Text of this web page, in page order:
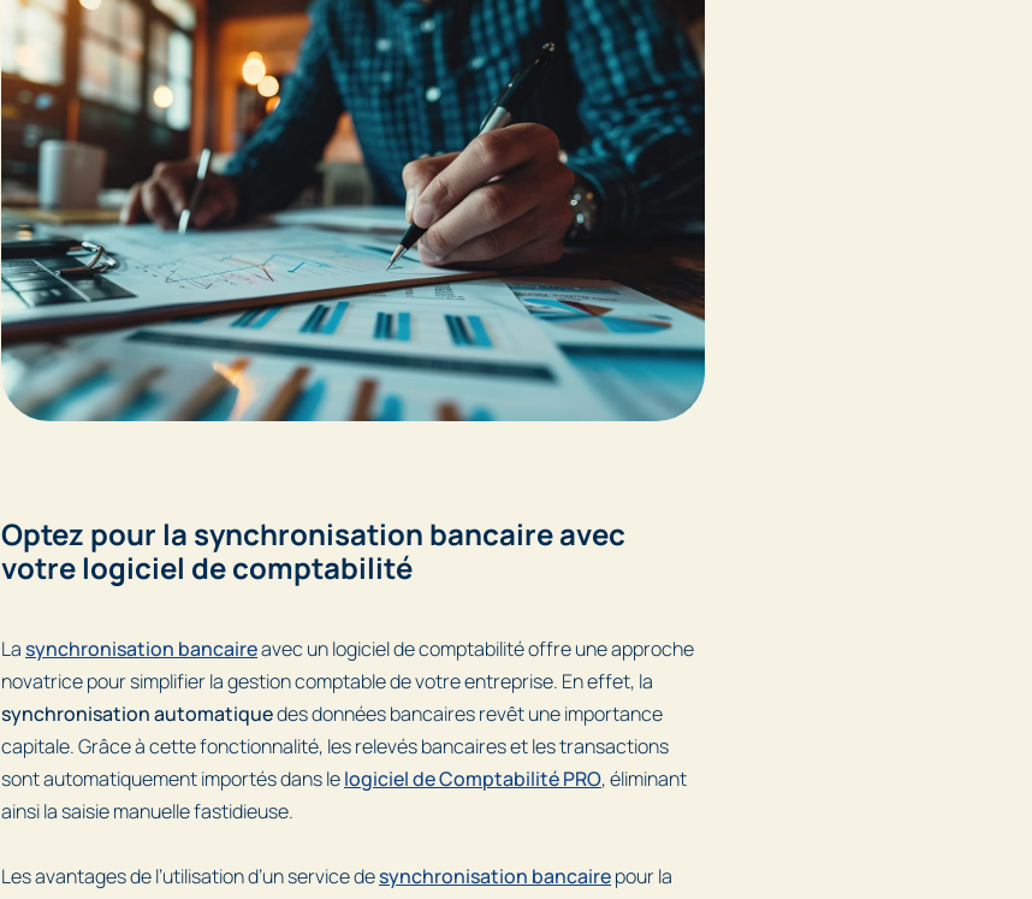
Optez pour la synchronisation bancaire avec
votre logiciel de comptabilité
Lasynchronisation bancaireavec un logiciel de comptabilité offre une approche
novatrice pour simplifier la gestion comptable de votre entreprise. En effet, la
synchronisation automatiquedes données bancaires revêt une importance
capitale. Grâce à cette fonctionnalité, les relevés bancaires et les transactions
sont automatiquement importés dans lelogiciel de Comptabilité PRO, éliminant
ainsi la saisie manuelle fastidieuse.
Les avantages de l’utilisation d’un service desynchronisation bancairepour la